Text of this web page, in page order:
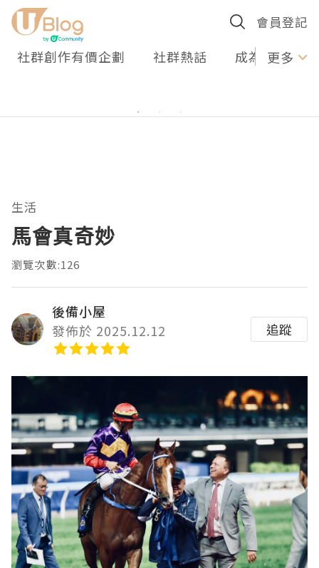
會員登記
社群創作有價企劃 社群熱話 成為U更多
生活
馬會真奇妙
瀏覽次數:126
後備小屋
發佈於 2025.12.12
追蹤